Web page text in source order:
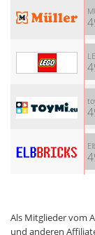
Als Mitglieder vom
und anderen